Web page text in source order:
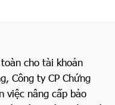
cho tài khoản
Công ty CP Chứng
việc nâng cấp bảo